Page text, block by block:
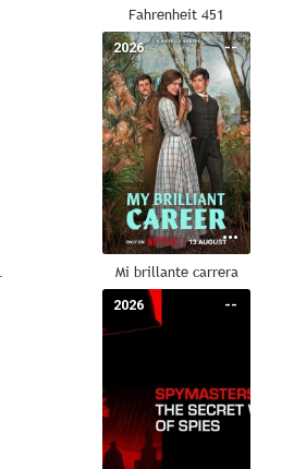
Fahrenheit 451
--
2026
Mi brillante carrera
--
2026